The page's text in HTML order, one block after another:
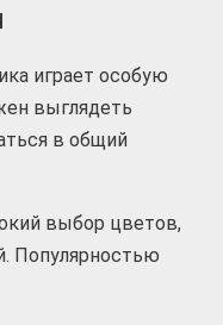
играет особую
выглядеть
в общий
выбор цветов,
Популярностью